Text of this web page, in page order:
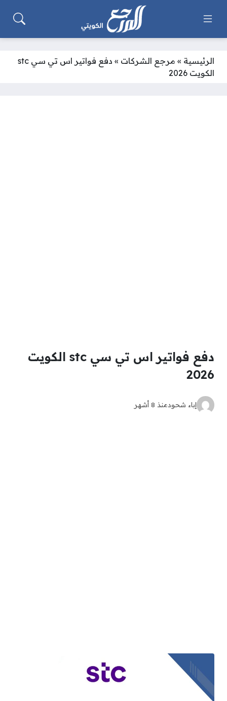
الرئيسية » مرجع الشركات »
دفع فواتير اس تي سي stc
الكويت 2026
دفع فواتير اس تي سي stc الكويت
2026
إباء شحودمنذ 8 أشهر